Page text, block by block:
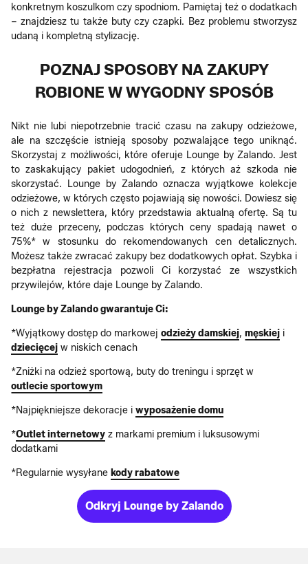
konkretnym koszulkom czy spodniom. Pamiętaj też o dodatkach
– znajdziesz tu także buty czy czapki. Bez problemu stworzysz
udaną i kompletną stylizację.
POZNAJ SPOSOBY NA ZAKUPY
ROBIONE W WYGODNY SPOSÓB
Nikt nie lubi niepotrzebnie tracić czasu na zakupy odzieżowe,
ale na szczęście istnieją sposoby pozwalające tego uniknąć.
Skorzystaj z możliwości, które oferuje Lounge by Zalando. Jest
to zaskakujący pakiet udogodnień, z których aż szkoda nie
skorzystać. Lounge by Zalando oznacza wyjątkowe kolekcje
odzieżowe, w których często pojawiają się nowości. Dowiesz się
o nich z newslettera, który przedstawia aktualną ofertę. Są tu
też duże przeceny, podczas których ceny spadają nawet o
75%* w stosunku do rekomendowanych cen detalicznych.
Możesz także zwracać zakupy bez dodatkowych opłat. Szybka i
bezpłatna rejestracja pozwoli Ci korzystać ze wszystkich
przywilejów, które daje Lounge by Zalando.
Lounge by Zalando gwarantuje Ci:
*Wyjątkowy dostęp do markowej odzieży damskiej, męskiej i
dziecięcej w niskich cenach
*Zniżki na odzież sportową, buty do treningu i sprzęt w
outlecie sportowym
*Najpiękniejsze dekoracje i wyposażenie domu
*Outlet internetowy z markami premium i luksusowymi
dodatkami
*Regularnie wysyłane kody rabatowe
Odkryj Lounge by Zalando